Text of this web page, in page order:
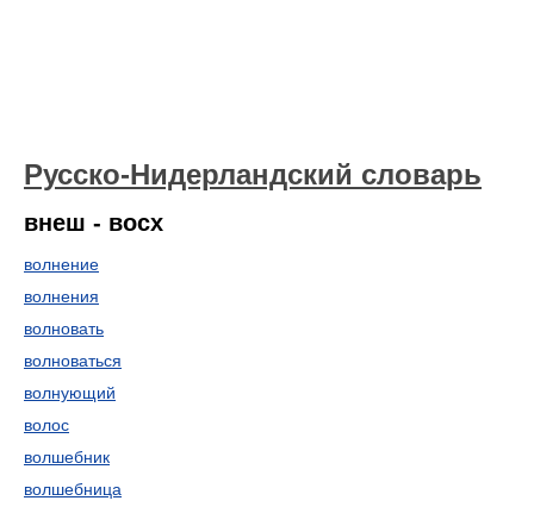
Русско-Нидерландский словарь
внеш - восх
волнение
волнения
волновать
волноваться
волнующий
волос
волшебник
волшебница